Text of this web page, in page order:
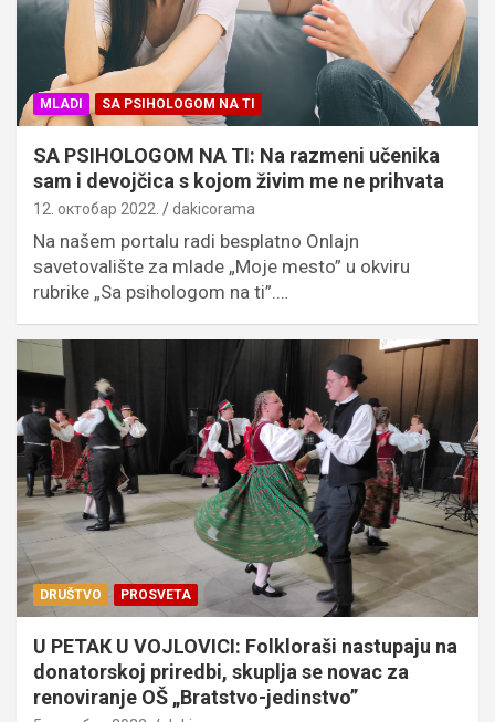
MLADI SA PSIHOLOGOM NA TI
SA PSIHOLOGOM NA TI: Na razmeni učenika
sam i devojčica s kojom živim me ne prihvata
12. октобар 2022. dakicorama
Na našem portalu radi besplatno Onlajn
savetovalište za mlade „Moje mesto” u okviru
rubrike „Sa psihologom na ti”.…
DRUŠTVO PROSVETA
U PETAК U VOJLOVICI: Folkloraši nastupaju na
donatorskoj priredbi, skuplja se novac za
renoviranje OŠ „Bratstvo-jedinstvo”